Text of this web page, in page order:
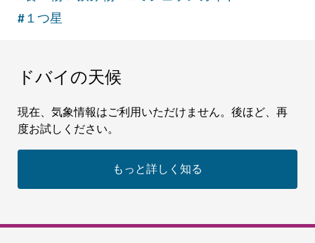
#１つ星
ドバイの天候
現在、気象情報はご利用いただけません。後ほど、再
度お試しください。
もっと詳しく知る